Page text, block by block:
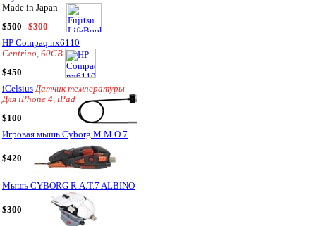
Made in Japan
$500
$300
HP Compaq nx6110
Centrino, 60GB
$450
iCelsius Датчик температуры
Для iPhone 4, iPad
$100
Игровая мышь Cyborg M.M.O 7
$420
Мышь CYBORG R.A.T.7 ALBINO
$300